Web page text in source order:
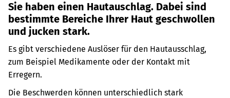
Sie haben einen Hautauschlag. Dabei sind
bestimmte Bereiche Ihrer Haut geschwollen
und jucken stark.
Es gibt verschiedene Auslöser für den Hautausschlag,
zum Beispiel Medikamente oder der Kontakt mit
Erregern.
Die Beschwerden können unterschiedlich stark